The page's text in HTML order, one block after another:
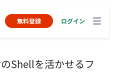
無料登録 ログイン
Shellを活かせるフ